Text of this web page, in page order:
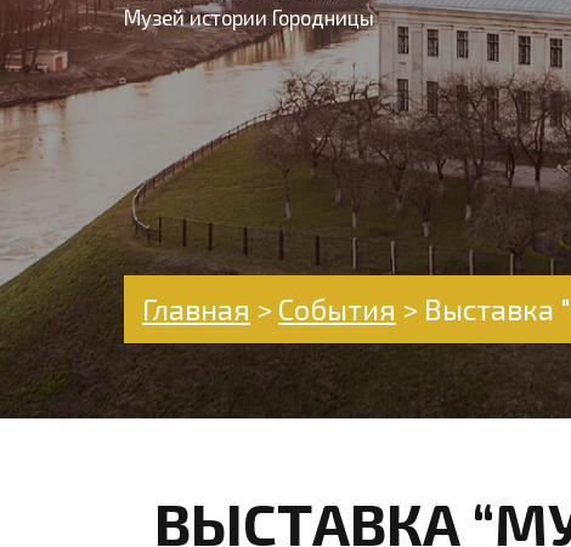
Музей истории Городницы
Главная > События > Выставка
ВЫСТАВКА